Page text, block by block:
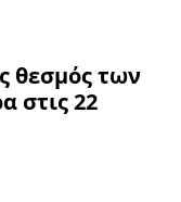
θεσμός των
στις 22